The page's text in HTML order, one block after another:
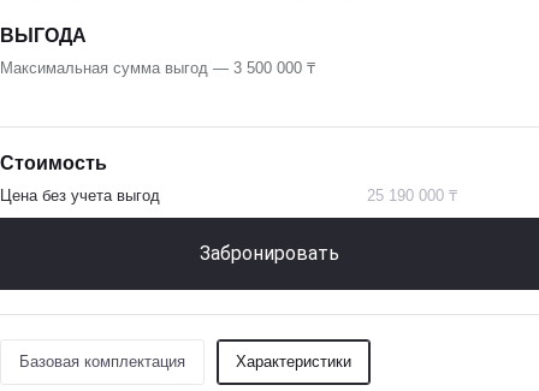
ВЫГОДА
Максимальная сумма выгод — 3 500 000 ₸
Стоимость
Цена без учета выгод 25 190 000 ₸
Забронировать
Базовая комплектация Характеристики